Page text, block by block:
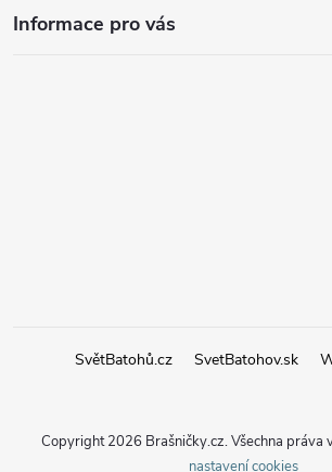
Informace pro vás
SvětBatohů.cz SvetBatohov.sk
Copyright 2026 Brašničky.cz. Všechna práva
nastavení cookies